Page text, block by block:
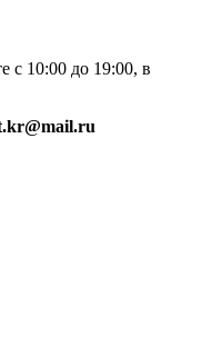
с 10:00 до 19:00, в